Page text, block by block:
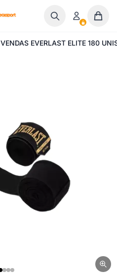
VENDAS EVERLAST ELITE 180